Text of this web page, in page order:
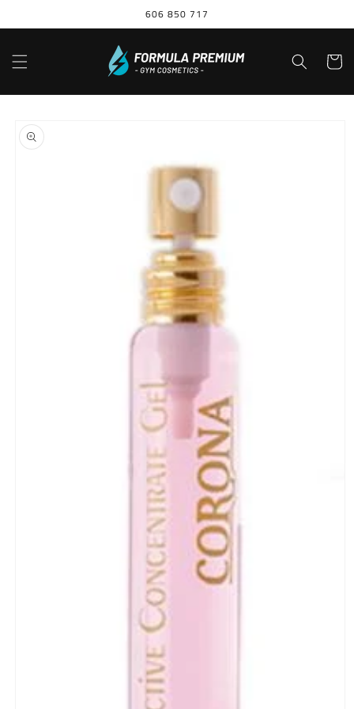
al contenido
606 850 717
Carrito
a la
información